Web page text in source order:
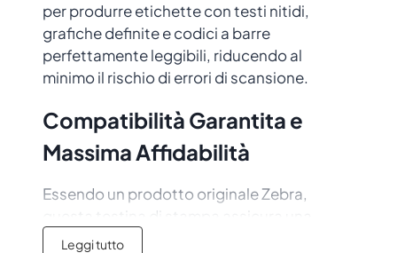
per produrre etichette con testi nitidi,
grafiche definite e codici a barre
perfettamente leggibili, riducendo al
minimo il rischio di errori di scansione.
Compatibilità Garantita e
Massima Affidabilità
Essendo un prodotto originale Zebra,
questa testina di stampa assicura una
compatibilità perfetta e un’installazione
Leggi tutto